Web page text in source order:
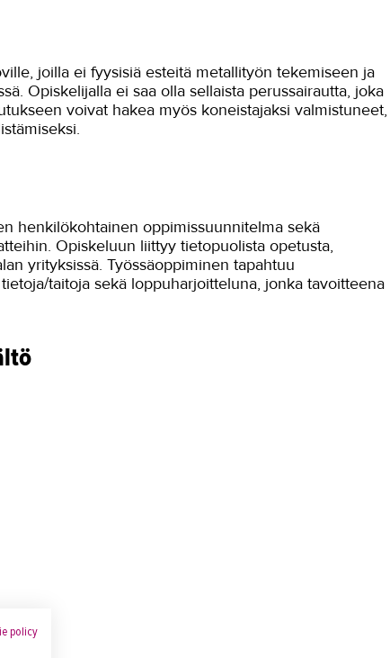
joilla ei fyysisiä esteitä metallityön tekemiseen ja
Opiskelijalla ei saa olla sellaista perussairautta, joka
voivat hakea myös koneistajaksi valmistuneet,
henkilökohtainen oppimissuunnitelma sekä
Opiskeluun liittyy tietopuolista opetusta,
yrityksissä. Työssäoppiminen tapahtuu
taitoja sekä loppuharjoitteluna, jonka tavoitteena
policy